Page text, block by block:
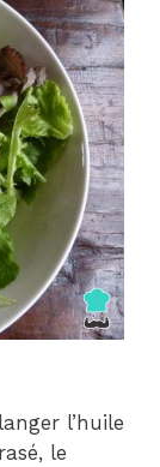
l’huile
le